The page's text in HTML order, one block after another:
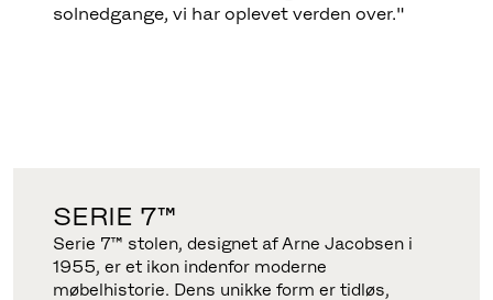
solnedgange, vi har oplevet verden over."
SERIE 7™
Serie 7™ stolen, designet af Arne Jacobsen i
1955, er et ikon indenfor moderne
møbelhistorie. Dens unikke form er tidløs,